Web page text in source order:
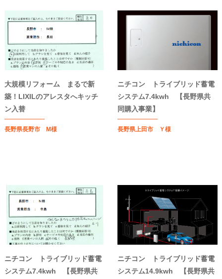
大規模リフォーム まるで新
築！LIXILのアレスタへキッチ
ン入替
長野県長野市 M様
ニチコン トライブリッド蓄電
システム7.4kwh 【長野県共
同購入事業】
長野県上田市 Ｙ様
ニチコン トライブリッド蓄電
システム7.4kwh 【長野県共
ニチコン トライブリッド蓄電
システム14.9kwh 【長野県共